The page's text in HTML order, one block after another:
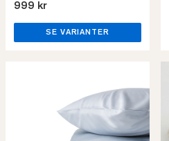
999 kr
SE VARIANTER